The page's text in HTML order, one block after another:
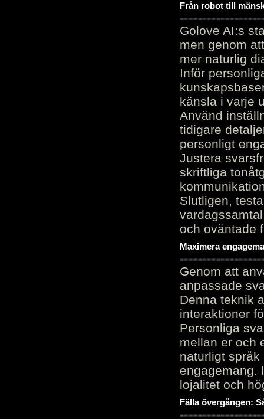
Från robot till
Golove AI:s
men genom
mer naturlig
Inför
känsla i varje
Använd
tidigare
personligt
Justera
skriftliga
Slutligen,
och oväntade
Maximera
Genom att
anpassade
Denna teknik
interaktioner
Personliga
mellan er och
naturligt
engagemang.
lojalitet och
Fälla övergången: